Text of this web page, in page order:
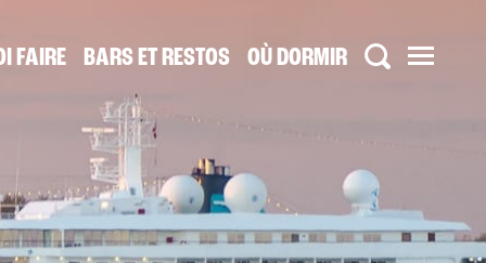
FAIRE BARS ET RESTOS OÙ DORMIR